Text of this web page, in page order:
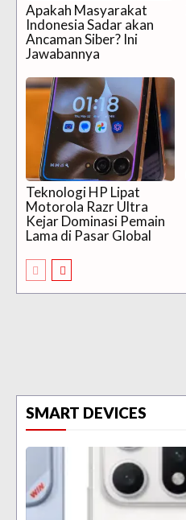
Apakah Masyarakat
Indonesia Sadar akan
Ancaman Siber? Ini
Jawabannya
Teknologi HP Lipat
Motorola Razr Ultra
Kejar Dominasi Pemain
Lama di Pasar Global
SMART DEVICES